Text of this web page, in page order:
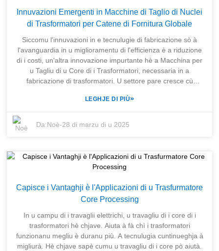
Trasfurmazione di Fili. Fundata in u 2003 è aiutata da a
nostra istituzione surella M/s SENERGE Electric Equipment
Co., Ltd., a cumpagnia offre un serviziu olisticu per risponde
à tutti i bisogni di l'attrezzatura per a fabricazione di
trasformatori. Cù a nostra vasta esperienza è cunniscenza di
l'industria, continueremu à accumpagnà vi attraversu u
prucessu di selezzione, assicurendu chì assicuratevi
attrezzature degne di fà avanzà e vostre operazioni.
Innuvazioni Emergenti in Macchine di Taglio di Nuclei
di Trasformatori per Catene di Fornitura Globale
Siccomu l'innuvazioni in e tecnulugie di fabricazione sò à
l'avanguardia in u miglioramentu di l'efficienza è a riduzione
di i costi, un'altra innovazione impurtante hè a Macchina per
u Tagliu di u Core di i Trasformatori, necessaria in a
fabricazione di trasformatori. U settore pare cresce cù
elettrici. Sicondu MarketsandMarkets, u mercatu mundiale di
americani entro u 2025, cù una crescita di un CAGR di 6,3%
da u 2020. Questa crescita mette in risaltu a crescente
materie prime in prudutti finiti chì rispettanu i standard
regulatori è di prestazione. SHANGHAI TRIHOPE CO., LTD.
fabbriche di trasformatori cù suluzioni di fabricazione
integrate. Una sucietà sorella, SENERGE Electric Equipment
Co., Ltd., hà un vastu portafogliu in a fabricazione di
attrezzature per a produzzione di trasformatori, cumprese
una Macchina per u Tagliu di u Core di i Trasformatori
altamente efficiente. Queste macchine aiutanu à migliurà u
prucessu di produzzione è ancu a qualità generale di i
LEGHJE DI PIÙ»
Da:Noè-28 di marzu di u 2025
Capisce i Vantaghji è l'Applicazioni di u Trasfurmatore
Core Processing
In u campu di i travaglii elettrichi, u travagliu di i core di i
trasformatori hè chjave. Aiuta à fà chì i trasformatori
funzionanu megliu è duranu più. A tecnulugia cuntinueghja à
migliurà. Hè chjave sapè cumu u travagliu di i core pò aiutà.